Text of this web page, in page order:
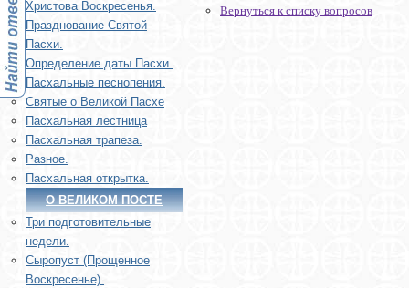
Христова Воскресенья.
Празднование Святой
Пасхи.
Определение даты Пасхи.
Пасхальные песнопения.
Святые о Великой Пасхе
Пасхальная лестница
Пасхальная трапеза.
Разное.
Пасхальная открытка.
О ВЕЛИКОМ ПОСТЕ
Три подготовительные
недели.
Сыропуст (Прощенное
Воскресенье).
Вернуться к списку вопросов